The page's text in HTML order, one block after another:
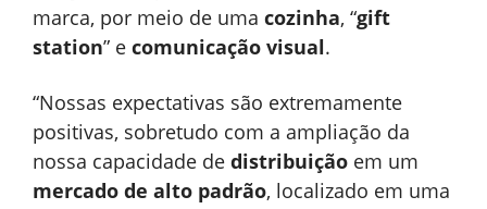
marca, por meio de uma cozinha, “gift
station” e comunicação visual.
“Nossas expectativas são extremamente
positivas, sobretudo com a ampliação da
nossa capacidade de distribuição em um
mercado de alto padrão, localizado em uma